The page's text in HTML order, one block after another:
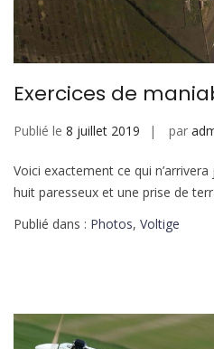
Exercices de
Publié le 8 juillet 2019 par
Voici exactement ce qui
huit paresseux et une prise de
Publié dans : Photos, Voltige